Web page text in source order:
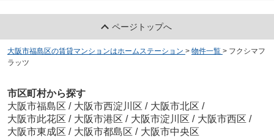
ページトップへ
大阪市福島区の賃貸マンションはホームステーション > 物件一覧 > フクシマフ
ラッツ
市区町村から探す
大阪市福島区 / 大阪市西淀川区 / 大阪市北区 /
大阪市此花区 / 大阪市港区 / 大阪市淀川区 / 大阪市西区 /
大阪市東成区 / 大阪市都島区 / 大阪市中央区